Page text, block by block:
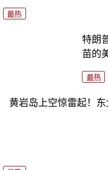
最热
特朗
苗的
最热
黄岩岛上空惊雷起！